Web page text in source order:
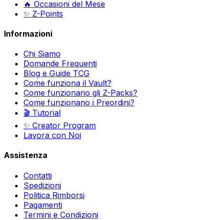
🔥 Occasioni del Mese
✨ Z-Points
Informazioni
Chi Siamo
Domande Frequenti
Blog e Guide TCG
Come funziona il Vault?
Come funzionano gli Z-Packs?
Come funzionano i Preordini?
🎬 Tutorial
✨ Creator Program
Lavora con Noi
Assistenza
Contatti
Spedizioni
Politica Rimborsi
Pagamenti
Termini e Condizioni